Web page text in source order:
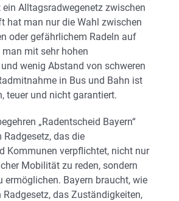
Alltagsradwegenetz zwischen
hat man nur die Wahl zwischen
oder gefährlichem Radeln auf
mit sehr hohen
wenig Abstand von schweren
in Bus und Bahn ist
teuer und nicht garantiert.
„Radentscheid Bayern“
das die
Kommunen verpflichtet, nicht nur
Mobilität zu reden, sondern
ermöglichen. Bayern braucht, wie
Radgesetz, das Zuständigkeiten,